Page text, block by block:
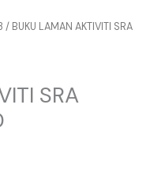
/ BUKU LAMAN AKTIVITI SRA
SRA